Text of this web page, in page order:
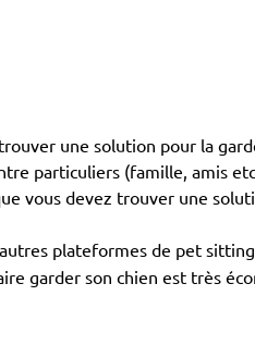
une solution pour la
particuliers (famille, amis
vous devez trouver une
plateformes de pet
garder son chien est très